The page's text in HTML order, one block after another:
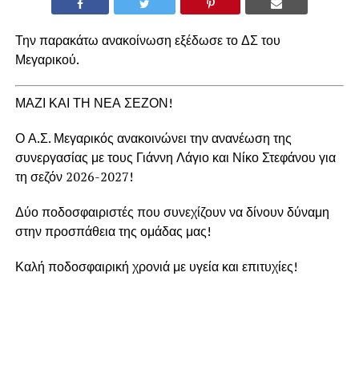
Την παρακάτω ανακοίνωση εξέδωσε το ΔΣ του
Μεγαρικού.
ΜΑΖΙ ΚΑΙ ΤΗ ΝΕΑ ΣΕΖΟΝ!
Ο Α.Σ. Μεγαρικός ανακοινώνει την ανανέωση της
συνεργασίας με τους Γιάννη Λάγιο και Νίκο Στεφάνου για
τη σεζόν 2026-2027!
Δύο ποδοσφαιριστές που συνεχίζουν να δίνουν δύναμη
στην προσπάθεια της ομάδας μας!
Καλή ποδοσφαιρική χρονιά με υγεία και επιτυχίες!